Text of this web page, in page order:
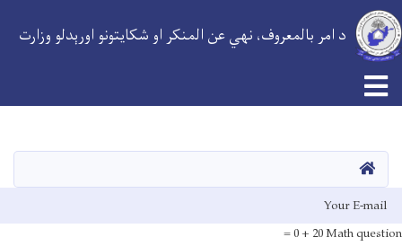
د امر بالمعروف، نهي عن المنکر او شکایتونو اورېدلو وزارت
کور
E-mail
Math question
20 + 0 =